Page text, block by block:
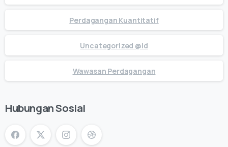
Perdagangan Kuantitatif
Uncategorized @id
Wawasan Perdagangan
Hubungan Sosial